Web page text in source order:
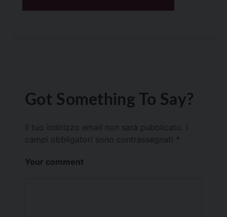
Got Something To Say?
Il tuo indirizzo email non sarà pubblicato.
campi obbligatori sono contrassegnati *
Your comment